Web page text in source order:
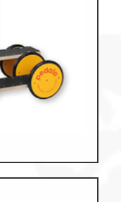
Bouldern
• Psychomotorik